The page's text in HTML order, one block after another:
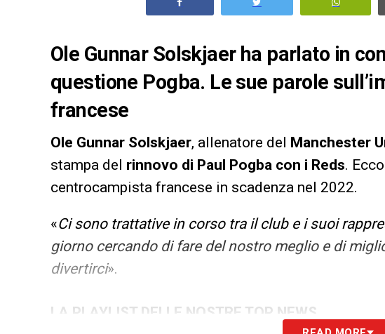
Ole Gunnar Solskjaer ha parlato in
questione Pogba. Le sue parole
francese
Ole Gunnar Solskjaer, allenatore del Manchester
stampa del rinnovo di Paul Pogba con i Reds.
centrocampista francese in scadenza nel 2022.
«Ci sono trattative in corso tra il club e i suoi
giorno cercando di fare del nostro meglio e di
divertirci».
LA PLAYLIST DELLE NOSTRE TOP NEWS